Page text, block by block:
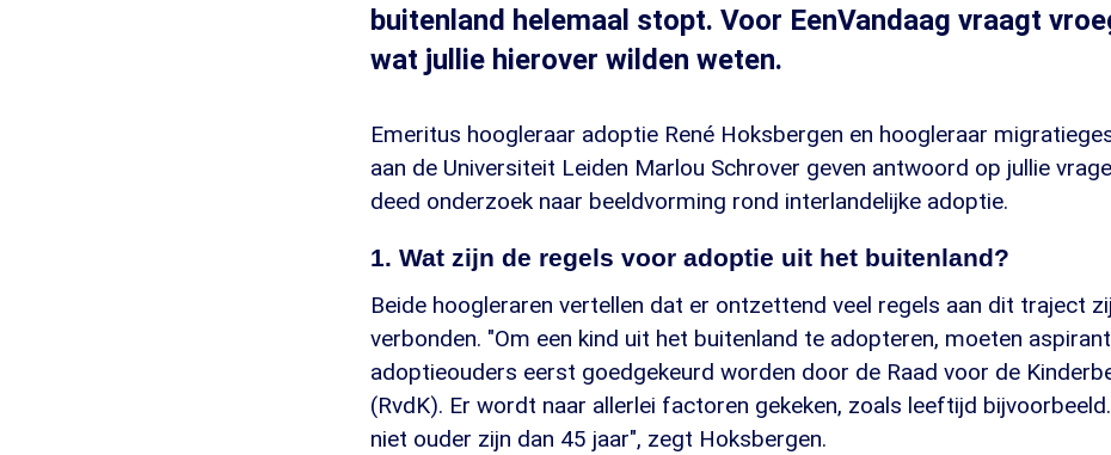
buitenland helemaal stopt. Voor EenVandaag vraagt
wat jullie hierover wilden weten.
Emeritus hoogleraar adoptie René Hoksbergen en hoogleraar
aan de Universiteit Leiden Marlou Schrover geven antwoord op jullie
deed onderzoek naar beeldvorming rond interlandelijke adoptie.
1. Wat zijn de regels voor adoptie uit het buitenland?
Beide hoogleraren vertellen dat er ontzettend veel regels aan dit traject
verbonden. "Om een kind uit het buitenland te adopteren, moeten
adoptieouders eerst goedgekeurd worden door de Raad voor de
(RvdK). Er wordt naar allerlei factoren gekeken, zoals leeftijd
niet ouder zijn dan 45 jaar", zegt Hoksbergen.